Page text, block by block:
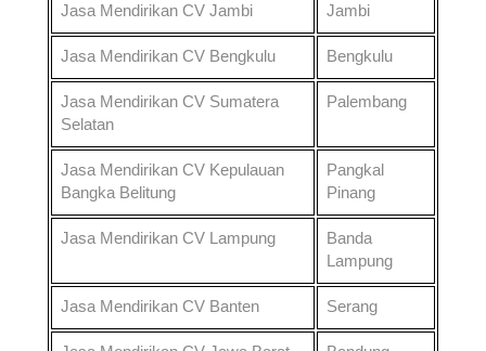
Jasa Mendirikan CVJambi Jambi
Jasa Mendirikan CV Bengkulu Bengkulu
Jasa Mendirikan CV Sumatera
Selatan
Palembang
Jasa Mendirikan CV Kepulauan
Bangka Belitung
Pangkal
Pinang
Jasa Mendirikan CV Lampung
Banda
Lampung
Jasa Mendirikan CV Banten Serang